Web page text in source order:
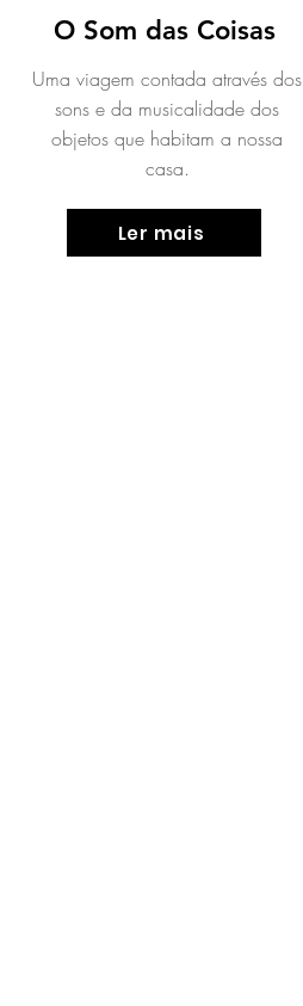
O Som das Coisas
Uma viagem contada através dos
sons e da musicalidade dos
objetos que habitam a nossa
casa.
Ler mais